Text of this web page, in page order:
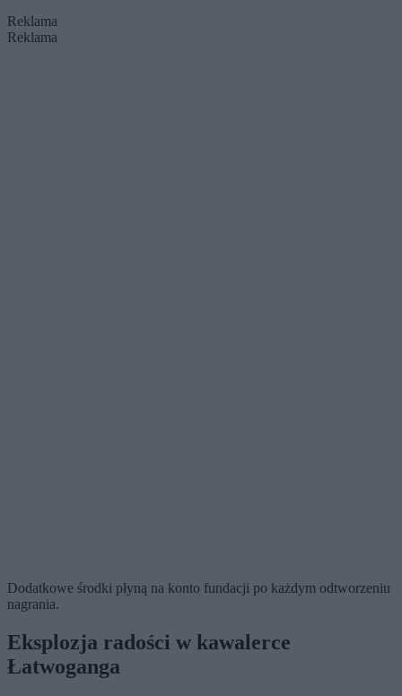
Reklama
Reklama
Dodatkowe środki płyną na konto fundacji po każdym odtworzeniu
nagrania.
Eksplozja radości w kawalerce
Łatwoganga